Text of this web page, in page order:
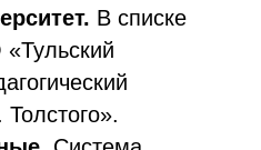
В списке